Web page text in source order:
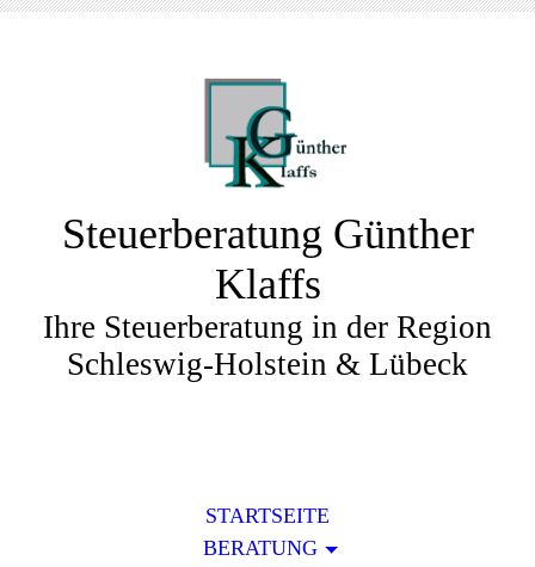
Steuerberatung Günther
Klaffs
Ihre Steuerberatung in der Region
Schleswig-Holstein & Lübeck
STARTSEITE
BERATUNG